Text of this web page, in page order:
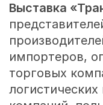
Выставка
импортеров,
торговых